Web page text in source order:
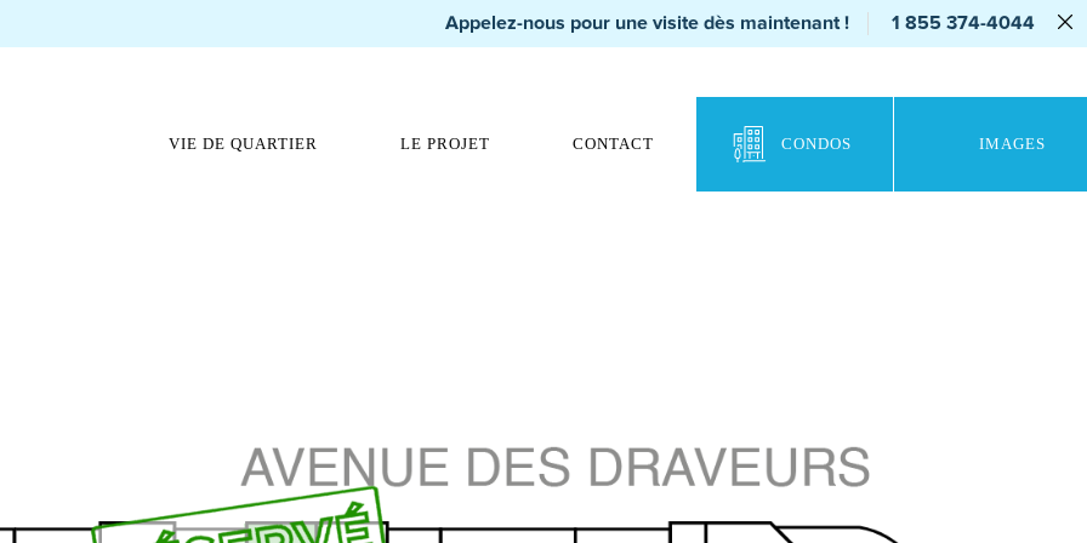
Appelez-nous pour une visite dès maintenant ! 1 855 374-4044
VIE DE QUARTIER LE PROJET CONTACT CONDOS IMAGES